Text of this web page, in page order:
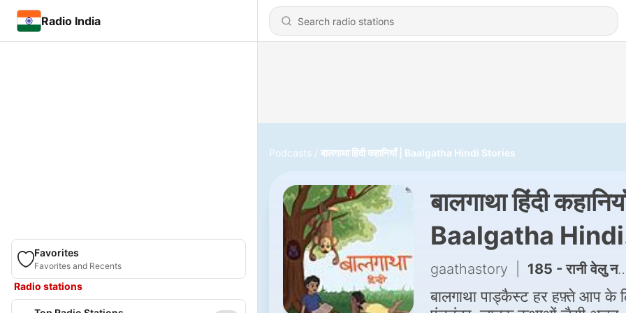
Radio India
Favorites
Favorites and Recents
Radio stations
Podcasts बालगाथा हिंदी कहानियाँ | Baalgatha Hindi Stories
बालगाथा हिंदी
Baalgatha Hindi
Stories
gaathastory 185 - रानी वेलु नचियार की कथा | The Legend of Queen velu Nachiyar
बालगाथा पाड्कैस्ट हर हफ़्ते आप के